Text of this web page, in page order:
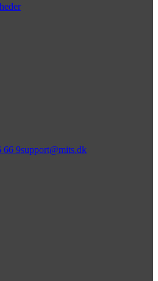
66 9support@mits.dk